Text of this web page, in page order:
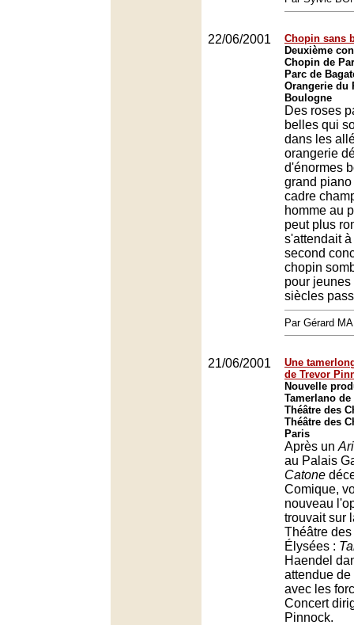
22/06/2001
Chopin sans
Deuxième
Chopin de
Parc de
Orangerie du
Boulogne
Des roses
belles qui
dans les
orangerie
d'énormes
grand
cadre
homme au
peut plus
s'attendait
second
chopin
pour
siècles
Par Gérard
21/06/2001
Une
de Trevor
Nouvelle
Tamerlano de
Théâtre des
Théâtre des
Paris
Après un
au Palais
Catone
Comique,
nouveau
trouvait sur
Théâtre
Élysées :
Haendel
attendue
avec les
Concert
Pinnock.